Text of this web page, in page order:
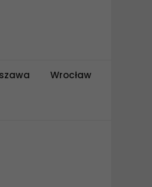
Wrocław